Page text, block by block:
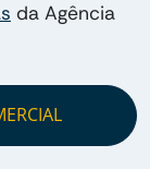
da Agência